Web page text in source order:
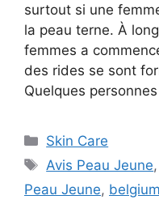
surtout si une
la peau terne. À
femmes a
des rides se sont
Quelques
Categories
Skin Care
Tags
Avis Peau Jeune,
Peau Jeune,